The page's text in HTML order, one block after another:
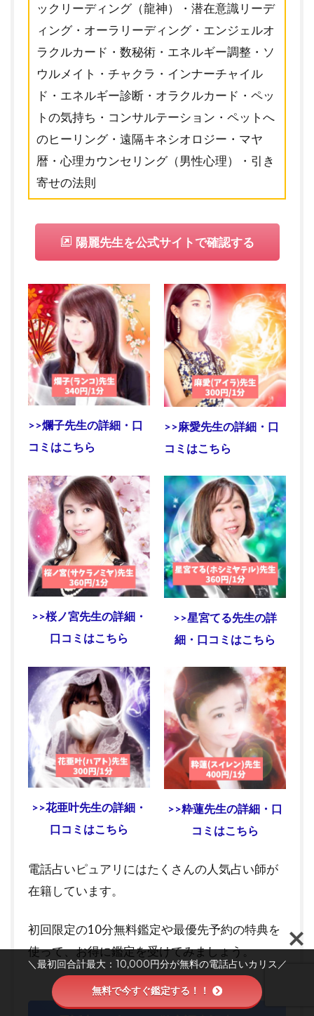
ックリーディング（龍神）・潜在意識リーデ
ィング・オーラリーディング・エンジェルオ
ラクルカード・数秘術・エネルギー調整・ソ
ウルメイト・チャクラ・インナーチャイル
ド・エネルギー診断・オラクルカード・ペッ
トの気持ち・コンサルテーション・ペットへ
のヒーリング・遠隔キネシオロジー・マヤ
暦・心理カウンセリング（男性心理）・引き
寄せの法則
陽麗先生を公式サイトで確認する
>>爛子先生の詳細・口
コミはこちら
>>麻愛先生の詳細・口
コミはこちら
>>桜ノ宮先生の詳細・
口コミはこちら
>>星宮てる先生の詳
細・口コミはこちら
>>花亜叶先生の詳細・
口コミはこちら
>>粋蓮先生の詳細・口
コミはこちら
電話占いピュアリにはたくさんの人気占い師が
在籍しています。
初回限定の10分無料鑑定や最優先予約の特典を
使って、お得に鑑定を受けてみましょう。
＼ピュアリの口コミ・詳細はこちら／
＼最初回合計最大：10,000円分が無料の電話占いカリス／
無料で今すぐ鑑定する！！